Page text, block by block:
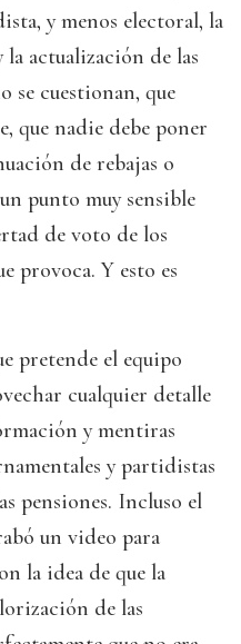
y menos electoral, la
actualización de las
se cuestionan, que
que nadie debe poner
de rebajas o
punto muy sensible
de voto de los
provoca. Y esto es
pretende el equipo
cualquier detalle
y mentiras
y partidistas
pensiones. Incluso el
un video para
la idea de que la
de las